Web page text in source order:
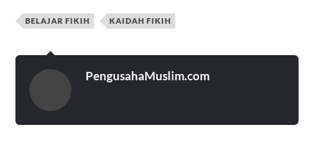
BELAJAR FIKIH KAIDAH FIKIH
PengusahaMuslim.com